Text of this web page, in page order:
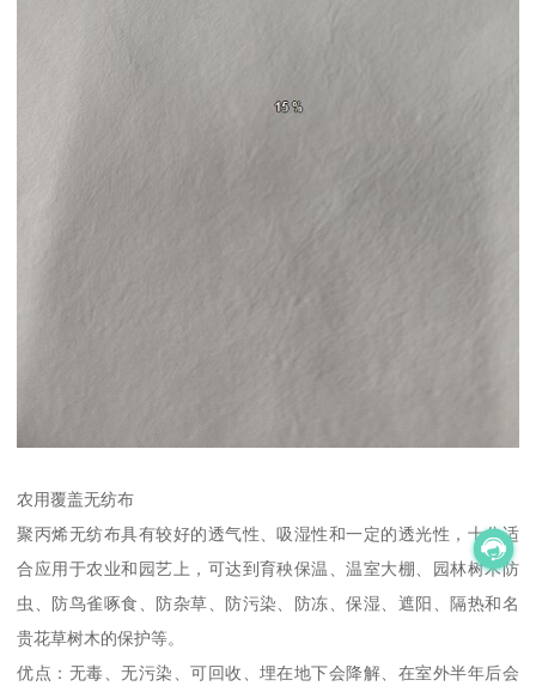
农用覆盖无纺布
聚丙烯无纺布具有较好的透气性、吸湿性和一定的透光性，十分适
合应用于农业和园艺上，可达到育秧保温、温室大棚、园林树木防
虫、防鸟雀啄食、防杂草、防污染、防冻、保湿、遮阳、隔热和名
贵花草树木的保护等。
优点：无毒、无污染、可回收、埋在地下会降解、在室外半年后会